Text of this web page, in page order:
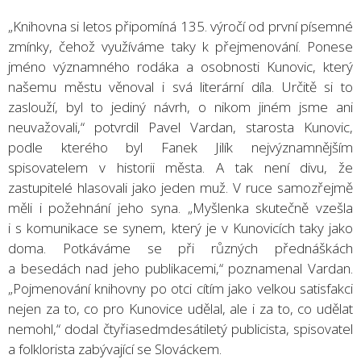
„Knihovna si letos připomíná 135. výročí od první písemné
zmínky, čehož využíváme taky k přejmenování. Ponese
jméno významného rodáka a osobnosti Kunovic, který
našemu městu věnoval i svá literární díla. Určitě si to
zaslouží, byl to jediný návrh, o nikom jiném jsme ani
neuvažovali,“ potvrdil Pavel Vardan, starosta Kunovic,
podle kterého byl Fanek Jilík nejvýznamnějším
spisovatelem v historii města. A tak není divu, že
zastupitelé hlasovali jako jeden muž. V ruce samozřejmě
měli i požehnání jeho syna. „Myšlenka skutečně vzešla
i s komunikace se synem, který je v Kunovicích taky jako
doma. Potkáváme se při různých přednáškách
a besedách nad jeho publikacemi,“ poznamenal Vardan.
„Pojmenování knihovny po otci cítím jako velkou satisfakci
nejen za to, co pro Kunovice udělal, ale i za to, co udělat
nemohl,“ dodal čtyřiasedmdesátiletý publicista, spisovatel
a folklorista zabývající se Slováckem.